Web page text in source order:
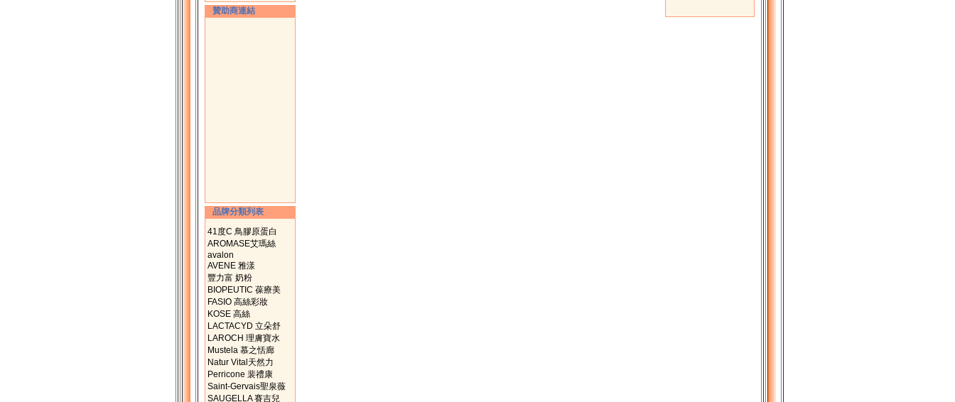
贊助商連結
品牌分類列表
41度C 鳥膠原蛋白
AROMASE艾瑪絲
avalon
AVENE 雅漾
豐力富 奶粉
BIOPEUTIC 葆療美
FASIO 高絲彩妝
KOSE 高絲
LACTACYD 立朵舒
LAROCH 理膚寶水
Mustela 慕之恬廊
Natur Vital天然力
Perricone 裴禮康
Saint-Gervais聖泉薇
SAUGELLA 賽吉兒